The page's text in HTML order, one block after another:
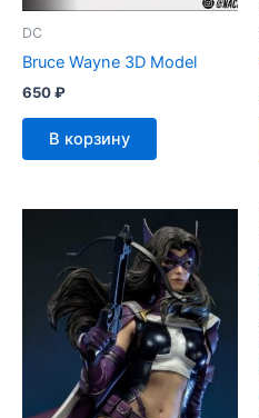
DC
Bruce Wayne 3D Model
650₽
В корзину